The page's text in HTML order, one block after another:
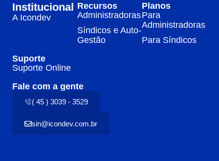
Institucional
A Icondev
Recursos
Administradoras
Síndicos e Auto-
Gestão
Planos
Para
Administradoras
Para Síndicos
Suporte
Suporte Online
Fale com a gente
( 45 ) 3039 - 3529
sin@icondev.com.br